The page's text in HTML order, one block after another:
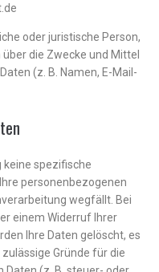
oder juristische Person,
die Zwecke und Mittel
(z. B. Namen, E-Mail-
spezifische
personenbezogenen
wegfällt. Bei
einem Widerruf Ihrer
Ihre Daten gelöscht, es
Gründe für die